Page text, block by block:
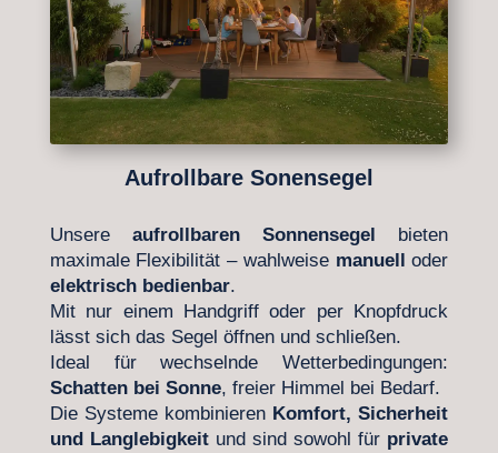
Aufrollbare Sonensegel
Unsere aufrollbaren Sonnensegel
bieten
maximale Flexibilität – wahlweise manuell
oder
elektrisch bedienbar.
Mit nur einem Handgriff oder per Knopfdruck
lässt sich das Segel öffnen und schließen.
Ideal für wechselnde Wetterbedingungen:
Schatten bei Sonne, freier Himmel bei Bedarf.
Die Systeme kombinieren Komfort, Sicherheit
und Langlebigkeitund sind sowohl für private